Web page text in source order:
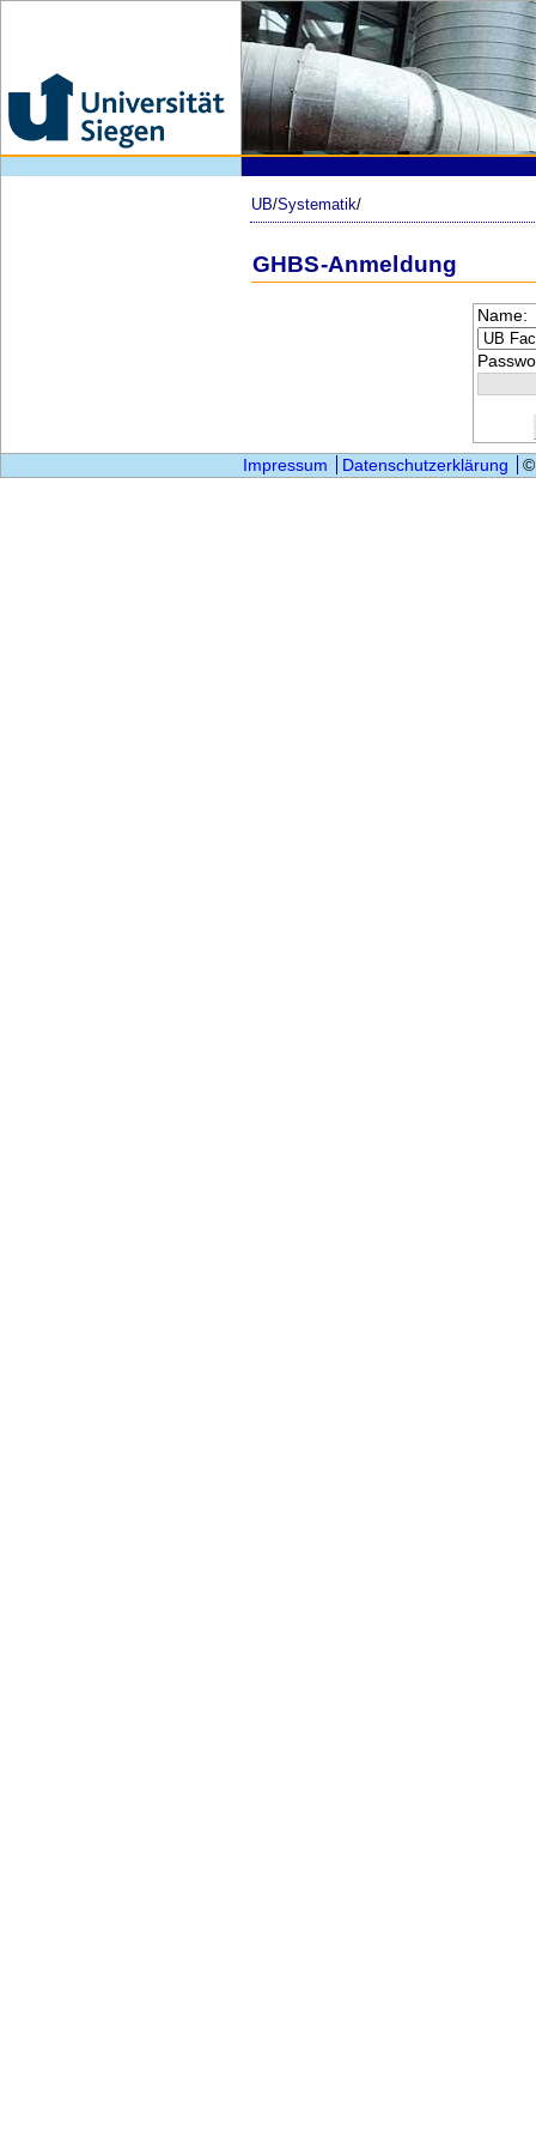
UB/Systematik/
GHBS-Anmeldung
Name:
Impressum Datenschutzerklärung ©